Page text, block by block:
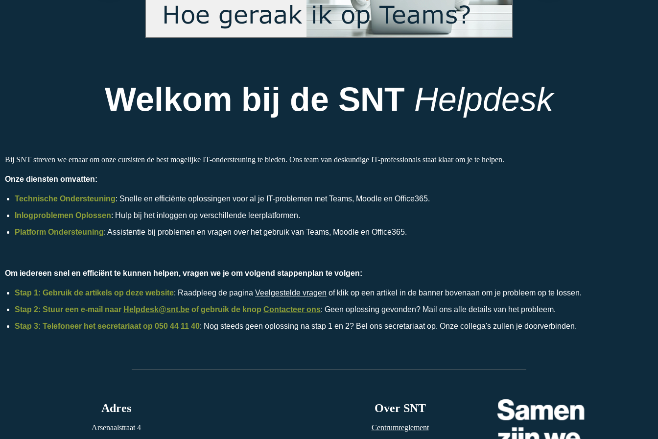
Welkom bij de SNT Helpdesk
Bij SNT streven we ernaar om onze cursisten de best mogelijke IT-ondersteuning te bieden. Ons team van deskundige IT-professionals staat klaar om je te helpen.
Onze diensten omvatten:
Technische Ondersteuning: Snelle en efficiënte oplossingen voor al je IT-problemen met Teams, Moodle en Office365.
Inlogproblemen Oplossen: Hulp bij het inloggen op verschillende leerplatformen.
Platform Ondersteuning: Assistentie bij problemen en vragen over het gebruik van Teams, Moodle en Office365.
Om iedereen snel en efficiënt te kunnen helpen, vragen we je om volgend stappenplan te volgen:
Stap 1: Gebruik de artikels op deze website: Raadpleeg de pagina Veelgestelde vragen of klik op een artikel in de banner bovenaan om je probleem op te lossen.
Stap 2: Stuur een e-mail naar Helpdesk@snt.be of gebruik de knop Contacteer ons: Geen oplossing gevonden? Mail ons alle details van het probleem.
Stap 3: Telefoneer het secretariaat op 050 44 11 40: Nog steeds geen oplossing na stap 1 en 2? Bel ons secretariaat op. Onze collega's zullen je doorverbinden.
Adres
Arsenaalstraat 4
Over SNT
Centrumreglement